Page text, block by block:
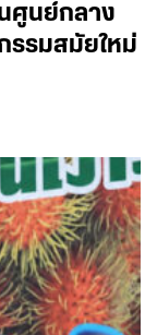
ศูนย์กลาง
รมสมัยใหม่